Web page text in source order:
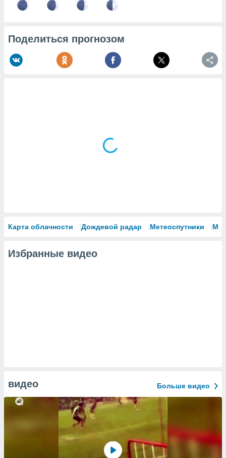
Поделиться прогнозом
Карта облачности Дождевой радар Метеоспутники
Избранные видео
видео Больше видео